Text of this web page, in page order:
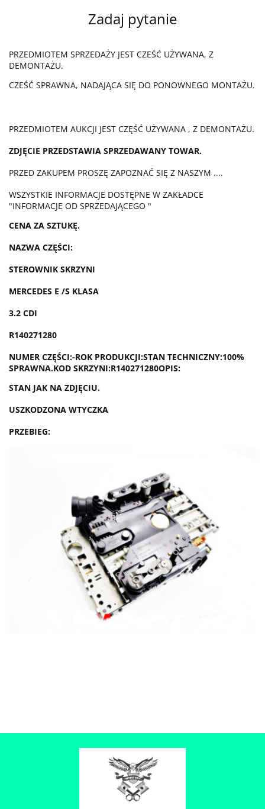
Zadaj pytanie
PRZEDMIOTEM SPRZEDAŻY JEST CZEŚĆ UŻYWANA, Z
DEMONTAŻU.
CZEŚĆ SPRAWNA, NADAJĄCA SIĘ DO PONOWNEGO MONTAŻU.
PRZEDMIOTEM AUKCJI JEST CZĘŚĆ UŻYWANA , Z DEMONTAŻU.
ZDJĘCIE PRZEDSTAWIA SPRZEDAWANY TOWAR.
PRZED ZAKUPEM PROSZĘ ZAPOZNAĆ SIĘ Z NASZYM ....
WSZYSTKIE INFORMACJE DOSTĘPNE W ZAKŁADCE
"INFORMACJE OD SPRZEDAJĄCEGO "
CENA ZA SZTUKĘ.
NAZWA CZĘŚCI:
STEROWNIK SKRZYNI
MERCEDES E /S KLASA
3.2 CDI
R140271280
NUMER CZĘŚCI:-ROK PRODUKCJI:STAN TECHNICZNY:100%
SPRAWNA.KOD SKRZYNI:R140271280OPIS:
STAN JAK NA ZDJĘCIU.
USZKODZONA WTYCZKA
PRZEBIEG: